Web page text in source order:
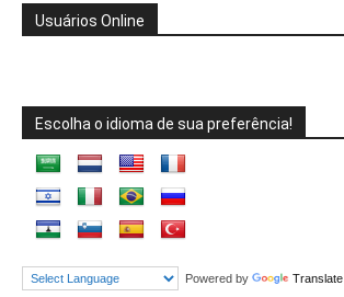
Usuários Online
Escolha o idioma de sua preferência!
Powered by Translate